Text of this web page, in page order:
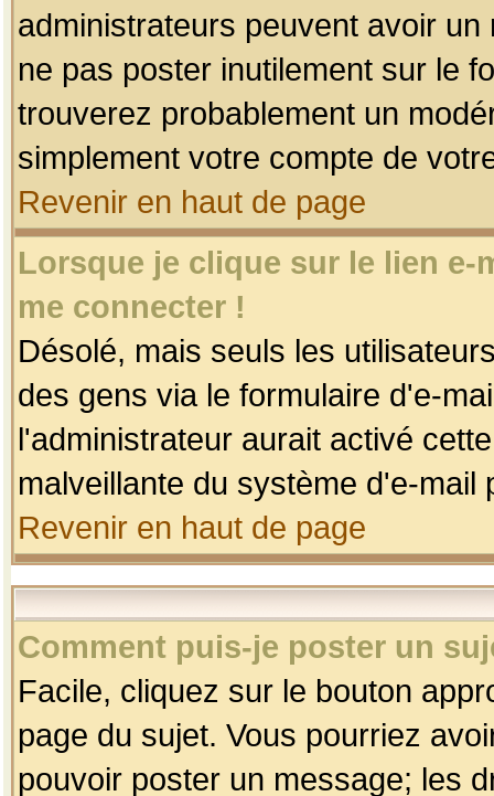
administrateurs peuvent avoir
ne pas poster inutilement sur le
trouverez probablement un
simplement votre compte de
Revenir en haut de page
Lorsque je clique sur le lien
me connecter !
Désolé, mais seuls les
des gens via le formulaire d'e-
l'administrateur aurait activé
malveillante du système d'e-
Revenir en haut de page
Comment puis-je poster un
Facile, cliquez sur le bouton
page du sujet. Vous pourriez
pouvoir poster un message; les